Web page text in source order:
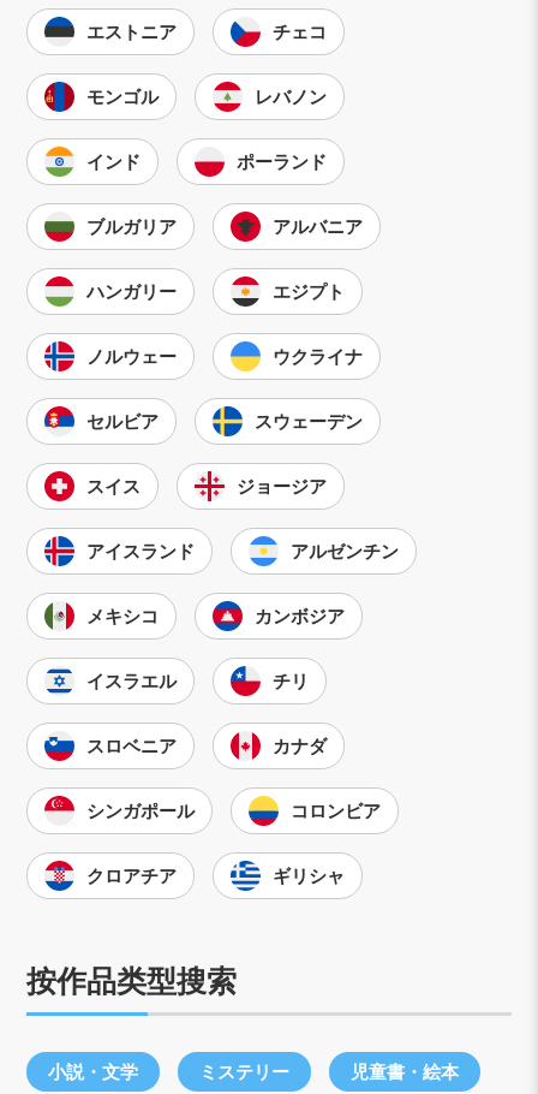
エストニア チェコ
モンゴル レバノン
インド ポーランド
ブルガリア アルバニア
ハンガリー エジプト
ノルウェー ウクライナ
セルビア スウェーデン
スイス ジョージア
アイスランド アルゼンチン
メキシコ カンボジア
イスラエル チリ
スロベニア カナダ
シンガポール コロンビア
クロアチア ギリシャ
按作品类型搜索
小説・文学 ミステリー 児童書・絵本